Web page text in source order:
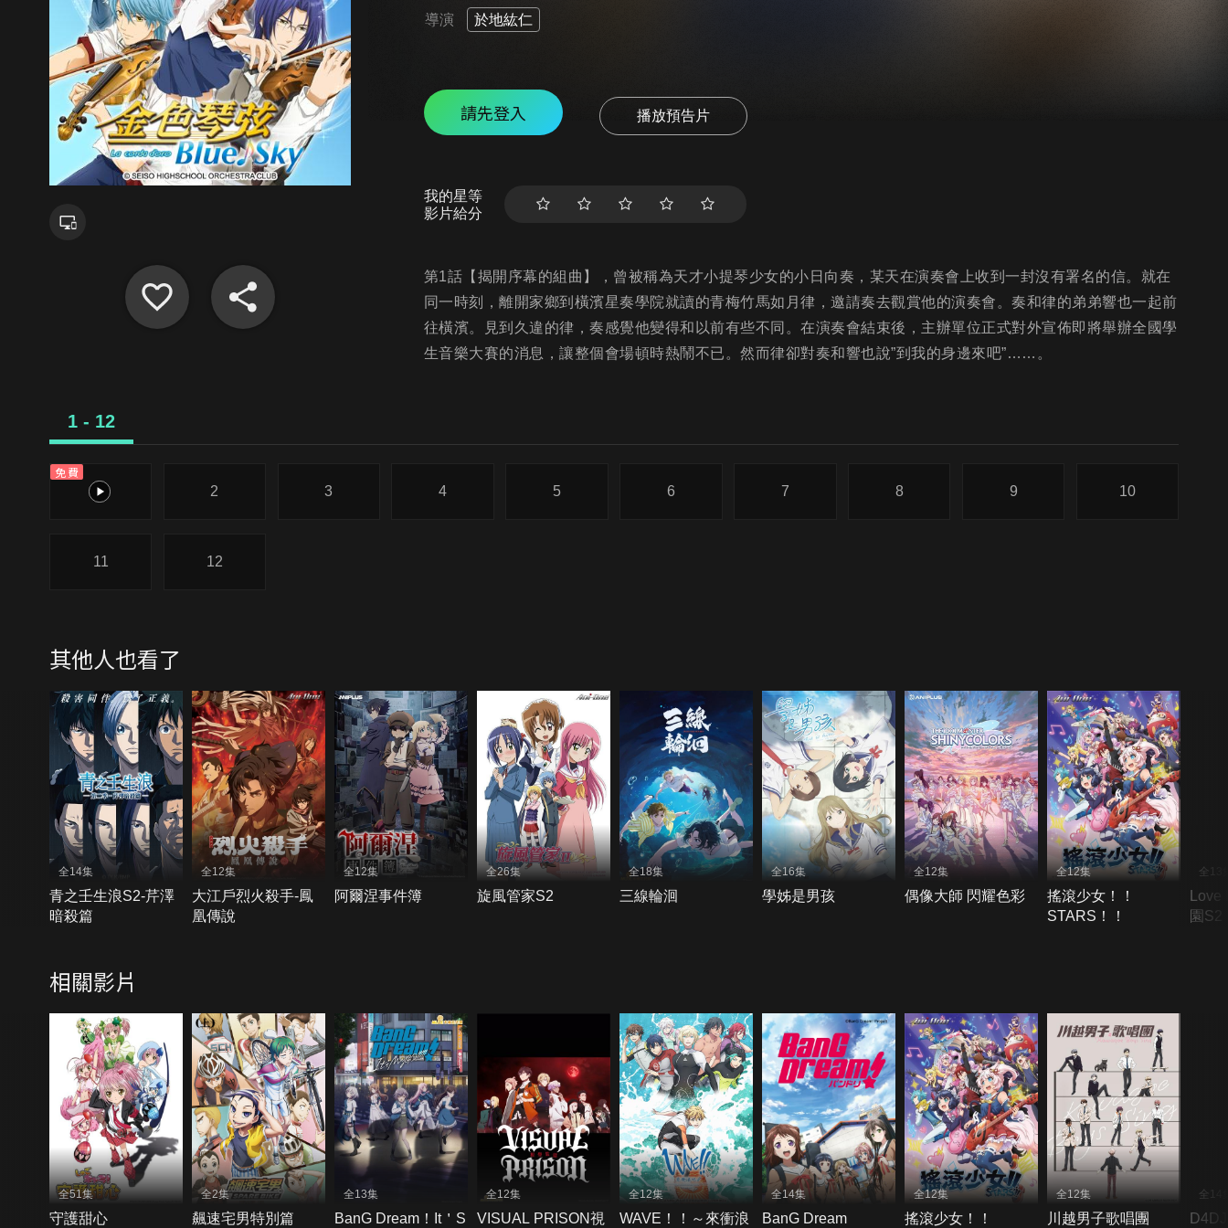
導演 於地紘仁
請先登入 播放預告片
我的星等
影片給分
第1話【揭開序幕的組曲】，曾被稱為天才小提琴少女的小日向奏，某天在演奏會上收到一封沒有署名的信。就在
同一時刻，離開家鄉到橫濱星奏學院就讀的青梅竹馬如月律，邀請奏去觀賞他的演奏會。奏和律的弟弟響也一起前
往橫濱。見到久違的律，奏感覺他變得和以前有些不同。在演奏會結束後，主辦單位正式對外宣佈即將舉辦全國學
生音樂大賽的消息，讓整個會場頓時熱鬧不已。然而律卻對奏和響也說”到我的身邊來吧”……。
1 - 12
免費
1
2 3 4 5 6 7 8 9 10
11 12
其他人也看了
全14集
青之壬生浪S2-芹澤
暗殺篇
全12集
大江戶烈火殺手-鳳
凰傳說
全12集
阿爾涅事件簿
全26集
旋風管家S2
全18集
三線輪洄
全16集
學姊是男孩
全12集
偶像大師 閃耀色彩
全12集
搖滾少女！！
STARS！！
全13
園S2
相關影片
全51集
守護甜心
全2集
飆速宅男特別篇
全13集
BanG Dream！It＇S
全12集
VISUAL PRISON視
全12集
WAVE！！～來衝浪
全14集
BanG Dream
全12集
搖滾少女！！
全12集
川越男子歌唱團
全14